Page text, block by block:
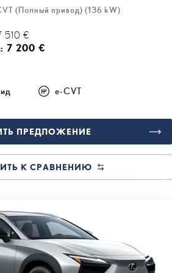
(Полный привод) (136 kW)
510 €
7 200 €
e-CVT
ПРЕДЛОЖЕНИЕ
К СРАВНЕНИЮ